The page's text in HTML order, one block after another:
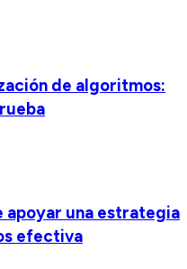
de algoritmos:
apoyar una estrategia
efectiva